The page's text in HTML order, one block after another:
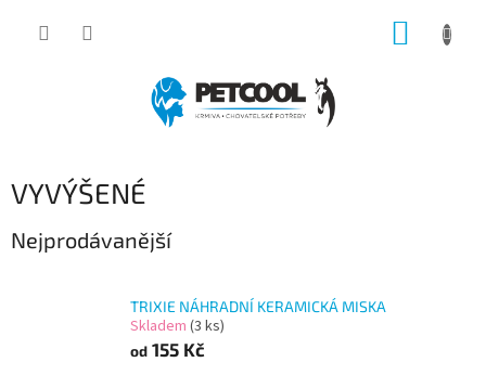
VYVÝŠENÉ
Nejprodávanější
TRIXIE NÁHRADNÍ KERAMICKÁ MISKA
Skladem (3 ks)
od 155 Kč